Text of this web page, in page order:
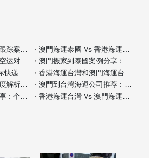
澳門搬家到泰國全程跟踪案例分析
澳門海運泰國 Vs 香港海運泰國包装材料服务对比
香港海運泰國与国际空运对比：何时选择海运？
澳門搬家到泰國案例分享：全程自带保险如何操作
香港海運台灣 Vs 国际快递：哪种适合小件家具？
香港海運台灣和澳門海運台灣客户评价对比
香港海運台灣服务深度解析：门到门搬家全流程
澳門到台灣海運公司推荐：安全性和价格对比
香港海運台灣案例分享：个人行李搬家经验
香港海運台灣 Vs 澳門海運台灣保险服务差异分析